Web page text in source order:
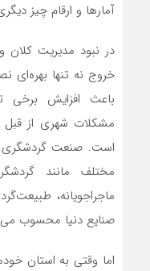
آمارها و ارقام چیز
در نبود مدیریت
خروج نه تنها بهره‌ای
باعث افزایش برخی
مشکلات شهری از قبل
است. صنعت
مختلف مانند
ماجراجویانه،
صنایع دنیا محسوب
اما وقتی به استان